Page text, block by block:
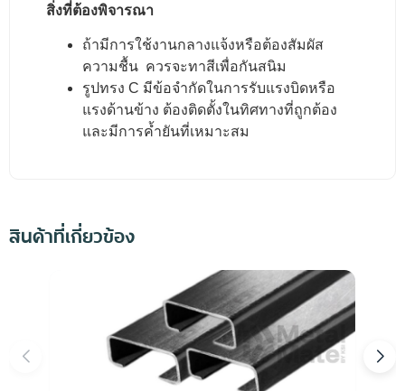
สิ่งที่ต้องพิจารณา
ถ้ามีการใช้งานกลางแจ้งหรือต้องสัมผัส
ความชื้น ควรจะทาสีเพื่อกันสนิม
รูปทรง C มีข้อจำกัดในการรับแรงบิดหรือ
แรงด้านข้าง ต้องติดตั้งในทิศทางที่ถูกต้อง
และมีการค้ำยันที่เหมาะสม
สินค้าที่เกี่ยวข้อง